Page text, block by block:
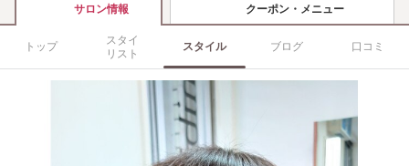
サロン情報 クーポン・メニュー
トップ
スタイ
リスト
スタイル ブログ 口コミ